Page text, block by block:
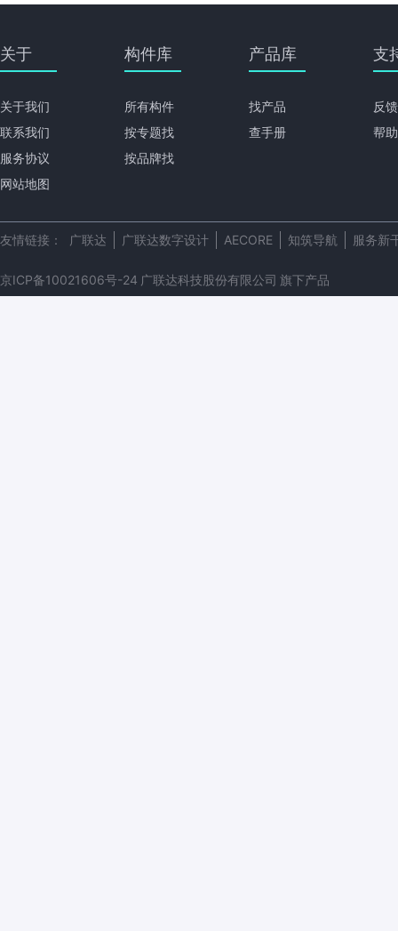
关于
关于我们
联系我们
服务协议
网站地图
构件库
所有构件
按专题找
按品牌找
产品库
找产品
查手册
支
反
帮
友情链接： 广联达 广联达数字设计 AECORE 知筑导航 服务新
京ICP备10021606号-24 广联达科技股份有限公司 旗下产品